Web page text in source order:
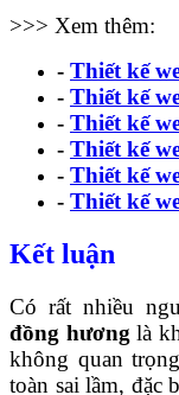
>>> Xem thêm:
- Thiết kế
- Thiết kế
- Thiết kế
- Thiết kế
- Thiết kế
- Thiết kế
Kết luận
Có rất nhiều
đồng hương là
không quan
toàn sai lầm, đặc